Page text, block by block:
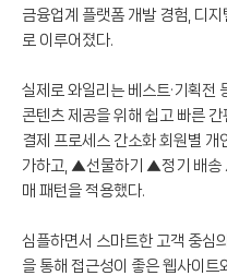
금융업계 플랫폼 개발 경험, 디
로 이루어졌다.
실제로 와일리는 베스트·기획전
콘텐츠 제공을 위해 쉽고 빠른
결제 프로세스 간소화 회원별
가하고, ▲선물하기 ▲정기 배송
매 패턴을 적용했다.
심플하면서 스마트한 고객 중심
을 통해 접근성이 좋은 웹사이트